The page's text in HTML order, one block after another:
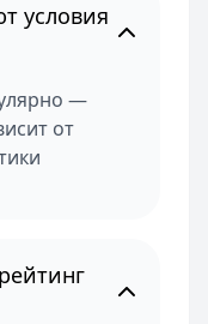
условия
—
от